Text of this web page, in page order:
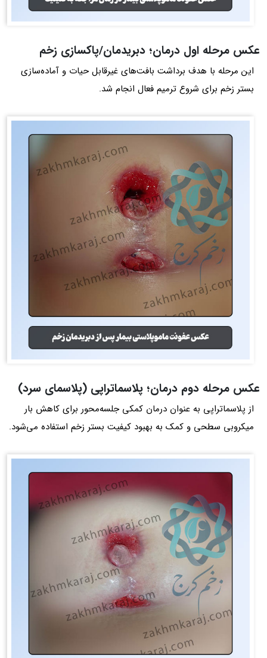
عکس مرحله اول درمان؛ دبریدمان/پاکسازی زخم
این مرحله با هدف برداشت بافت‌های غیرقابل حیات و آماده‌سازی
بستر زخم برای شروع ترمیم فعال انجام شد.
عکس مرحله دوم درمان؛ پلاسماتراپی (پلاسمای سرد)
از پلاسماتراپی به عنوان درمان کمکی جلسه‌محور برای کاهش بار
میکروبی سطحی و کمک به بهبود کیفیت بستر زخم استفاده می‌شود.